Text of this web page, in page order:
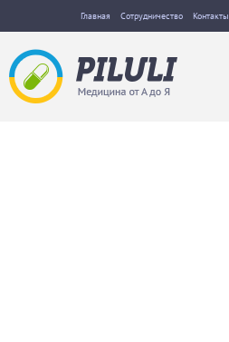
Главная Сотрудничество Контакты